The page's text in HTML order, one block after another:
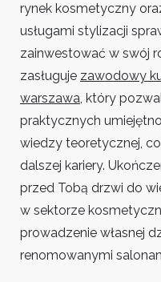
rynek kosmetyczny
usługami stylizacji
zainwestować w swój
zasługuje zawodowy
warszawa, który
praktycznych
wiedzy teoretycznej,
dalszej kariery.
przed Tobą drzwi do
w sektorze
prowadzenie własnej
renomowanymi